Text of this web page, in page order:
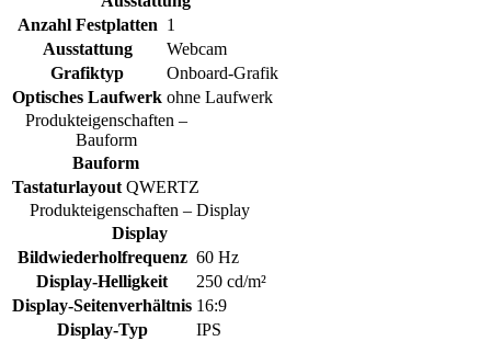
Anzahl Festplatten 1
Ausstattung
Webcam
Grafiktyp
Onboard-Grafik
Optisches Laufwerk ohne Laufwerk
Produkteigenschaften –
Bauform
Bauform
Tastaturlayout QWERTZ
Produkteigenschaften – Display
Display
Bildwiederholfrequenz 60 Hz
Display-Helligkeit
250 cd/m²
Display-Seitenverhältnis 16:9
Display-Typ
IPS